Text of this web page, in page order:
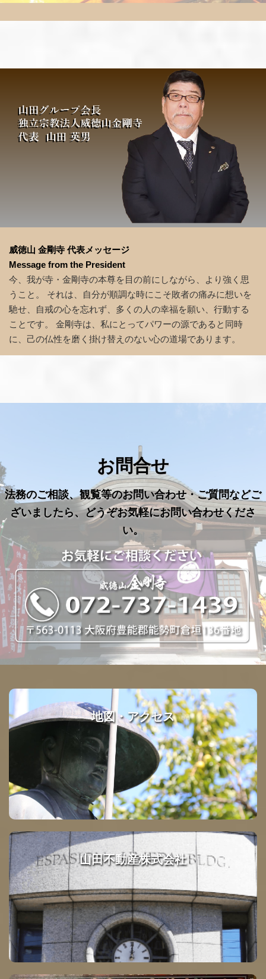
威徳山 金剛寺 代表メッセージ
Message from the President
今、我が寺・金剛寺の本尊を目の前にしながら、より強く思
うこと。 それは、自分が順調な時にこそ敗者の痛みに想いを
馳せ、自戒の心を忘れず、多くの人の幸福を願い、行動する
ことです。 金剛寺は、私にとってパワーの源であると同時
に、己の仏性を磨く掛け替えのない心の道場であります。
お問合せ
法務のご相談、観覧等のお問い合わせ・ご質問などご
ざいましたら、どうぞお気軽にお問い合わせくださ
い。
地図・アクセス
山田不動産株式会社